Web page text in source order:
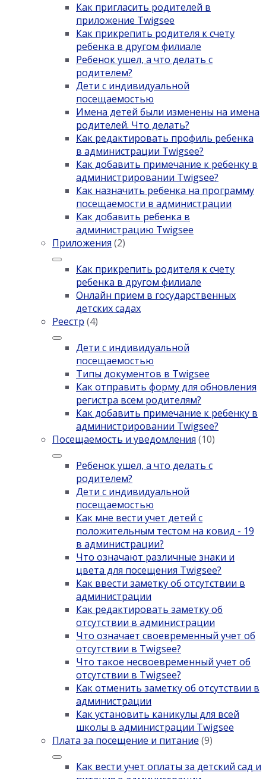
Как пригласить родителей в
приложение Twigsee
Как прикрепить родителя к счету
ребенка в другом филиале
Ребенок ушел, а что делать с
родителем?
Дети с индивидуальной
посещаемостью
Имена детей были изменены на имена
родителей. Что делать?
Как редактировать профиль ребенка
в администрации Twigsee?
Как добавить примечание к ребенку в
администрировании Twigsee?
Как назначить ребенка на программу
посещаемости в администрации
Как добавить ребенка в
администрацию Twigsee
Приложения (2)
Как прикрепить родителя к счету
ребенка в другом филиале
Онлайн прием в государственных
детских садах
Реестр (4)
Дети с индивидуальной
посещаемостью
Типы документов в Twigsee
Как отправить форму для обновления
регистра всем родителям?
Как добавить примечание к ребенку в
администрировании Twigsee?
Посещаемость и уведомления (10)
Ребенок ушел, а что делать с
родителем?
Дети с индивидуальной
посещаемостью
Как мне вести учет детей с
положительным тестом на ковид - 19
в администрации?
Что означают различные знаки и
цвета для посещения Twigsee?
Как ввести заметку об отсутствии в
администрации
Как редактировать заметку об
отсутствии в администрации
Что означает своевременный учет об
отсутствии в Twigsee?
Что такое несвоевременный учет об
отсутствии в Twigsee?
Как отменить заметку об отсутствии в
администрации
Как установить каникулы для всей
школы в администрации Twigsee
Плата за посещение и питание (9)
Как вести учет оплаты за детский сад и